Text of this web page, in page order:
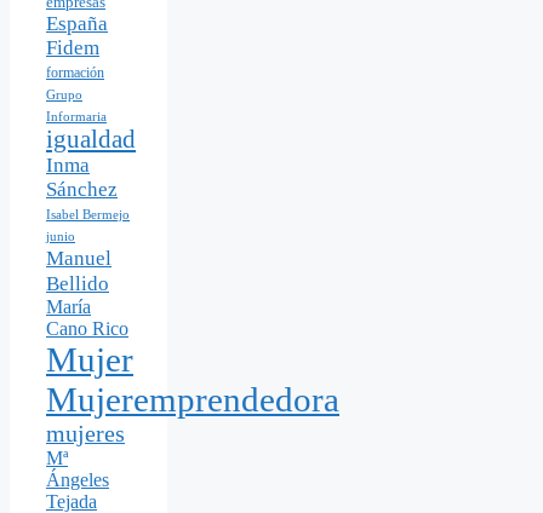
España
Fidem
formación
Grupo
Informaria
igualdad
Inma
Sánchez
Isabel Bermejo
junio
Manuel
Bellido
María
Cano Rico
Mujer
Mujeremprendedora
mujeres
Mª
Ángeles
Tejada